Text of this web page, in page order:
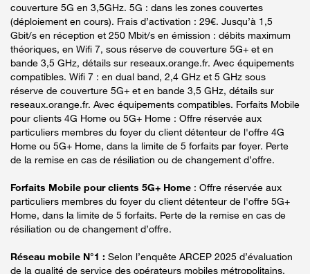
couverture 5G en 3,5GHz. 5G : dans les zones couvertes
(déploiement en cours). Frais d’activation : 29€. Jusqu’à 1,5
Gbit/s en réception et 250 Mbit/s en émission : débits maximum
théoriques, en Wifi 7, sous réserve de couverture 5G+ et en
bande 3,5 GHz, détails sur reseaux.orange.fr. Avec équipements
compatibles. Wifi 7 : en dual band, 2,4 GHz et 5 GHz sous
réserve de couverture 5G+ et en bande 3,5 GHz, détails sur
reseaux.orange.fr. Avec équipements compatibles. Forfaits Mobile
pour clients 4G Home ou 5G+ Home : Offre réservée aux
particuliers membres du foyer du client détenteur de l'offre 4G
Home ou 5G+ Home, dans la limite de 5 forfaits par foyer. Perte
de la remise en cas de résiliation ou de changement d’offre.
Forfaits Mobile pour clients 5G+ Home : Offre réservée aux
particuliers membres du foyer du client détenteur de l'offre 5G+
Home, dans la limite de 5 forfaits. Perte de la remise en cas de
résiliation ou de changement d’offre.
Réseau mobile N°1 : Selon l’enquête ARCEP 2025 d’évaluation
de la qualité de service des opérateurs mobiles métropolitains,